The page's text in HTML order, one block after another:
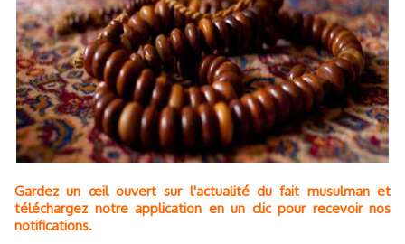
Gardez un œil ouvert sur l'actualité du fait musulman et
téléchargez notre application en un clic pour recevoir nos
notifications.